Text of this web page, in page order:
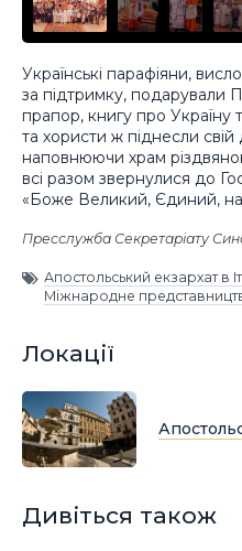
Українські парафіяни,
за підтримку, подарували
прапор, книгу про Україну
та хористи ж піднесли
наповнюючи храм
всі разом звернулися до
«Боже Великий, Єдиний,
Пресслужба Секретаріату
Апостольський екзархат в
Міжнародне
Локації
Дивіться також